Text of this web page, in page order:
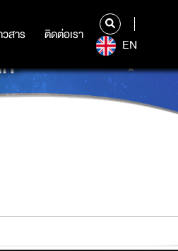
วสาร ติดต่อเรา
สาร ติดต่อเรา
EN